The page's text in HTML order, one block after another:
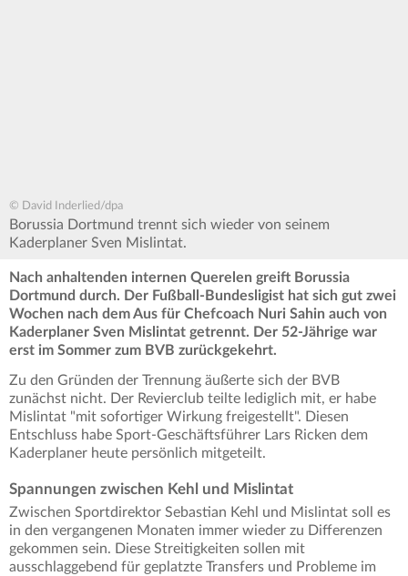
© David Inderlied/dpa
Borussia Dortmund trennt sich wieder von seinem
Kaderplaner Sven Mislintat.
Nach anhaltenden internen Querelen greift Borussia
Dortmund durch. Der Fußball-Bundesligist hat sich gut zwei
Wochen nach dem Aus für Chefcoach Nuri Sahin auch von
Kaderplaner Sven Mislintat getrennt. Der 52-Jährige war
erst im Sommer zum BVB zurückgekehrt.
Zu den Gründen der Trennung äußerte sich der BVB
zunächst nicht. Der Revierclub teilte lediglich mit, er habe
Mislintat "mit sofortiger Wirkung freigestellt". Diesen
Entschluss habe Sport-Geschäftsführer Lars Ricken dem
Kaderplaner heute persönlich mitgeteilt.
Spannungen zwischen Kehl und Mislintat
Zwischen Sportdirektor Sebastian Kehl und Mislintat soll es
in den vergangenen Monaten immer wieder zu Differenzen
gekommen sein. Diese Streitigkeiten sollen mit
ausschlaggebend für geplatzte Transfers und Probleme im